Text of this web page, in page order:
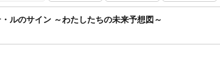
ルのサイン ～わたしたちの未来予想図～